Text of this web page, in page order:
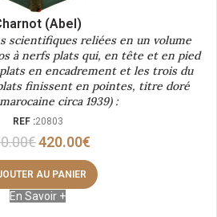
(Abel)
scientifiques reliées en un volume
à nerfs plats qui, en tête et en pied
en encadrement et les trois du
finissent en pointes, titre doré
circa 1939) :
REF :20803
€420.00€
AU PANIER
En Savoir +